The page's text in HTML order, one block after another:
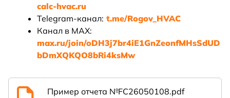
calc-hvac.ru
Telegram-канал: t.me/Rogov_HVAC
Канал в MAX:
max.ru/join/oDH3j7br4iE1GnZeonfMHsSdUD
bDmXQKQO8bRi4ksMw
Пример отчета №FC26050108.pdf